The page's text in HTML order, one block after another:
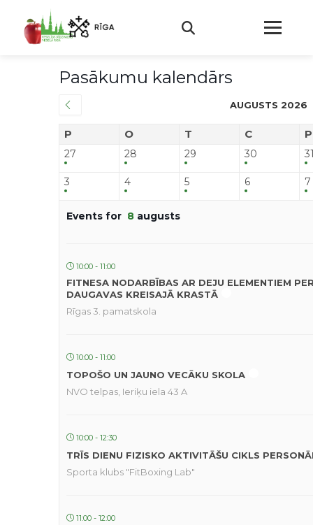
Pasākumu kalendārs
AUGUSTS 2026
P O T C
27 28 29 30
3 4 5 6 7
Events for 8 augusts
10:00 - 11:00
FITNESA NODARBĪBAS AR DEJU ELEMENTIEM
DAUGAVAS KREISAJĀ KRASTĀ
Rīgas 3. pamatskola
10:00 - 11:00
TOPOŠO UN JAUNO VECĀKU SKOLA
NVO telpas, Ieriķu iela 43 A
10:00 - 12:30
TRĪS DIENU FIZISKO AKTIVITĀŠU CIKLS
Sporta klubs "FitBoxing Lab"
11:00 - 12:00